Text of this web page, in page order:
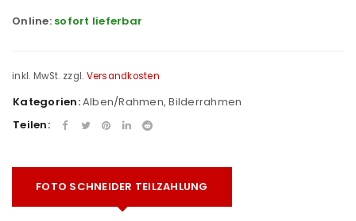
Online: sofort lieferbar
inkl. MwSt. zzgl. Versandkosten
Kategorien:Alben/Rahmen,Bilderrahmen
Teilen:
FOTO SCHNEIDER TEILZAHLUNG